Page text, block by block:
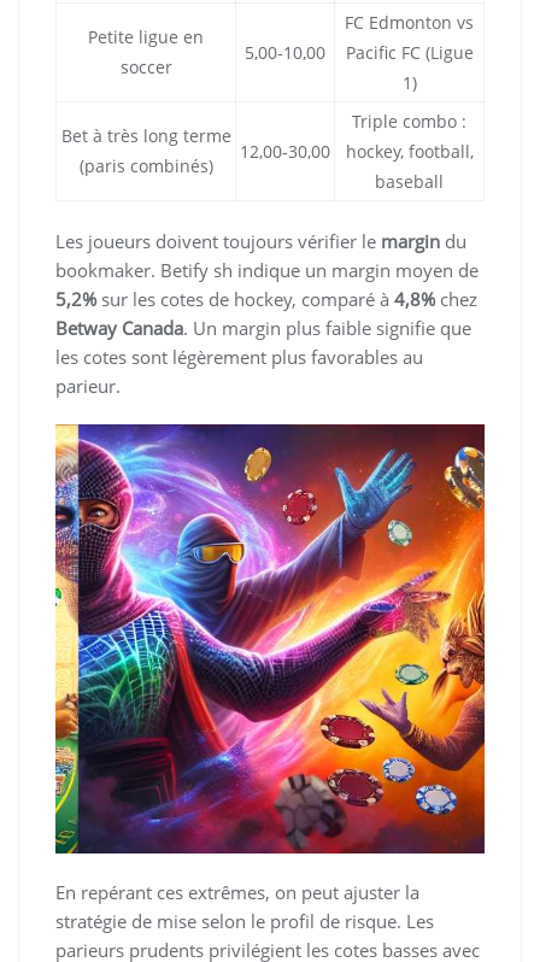
Petite ligue en
soccer
5,00‑10,00
FC Edmonton vs
Pacific FC (Ligue
1)
Bet à très long terme
(paris combinés)
12,00‑30,00
Triple combo :
hockey, football,
baseball
Les joueurs doivent toujours vérifier le margin du
bookmaker. Betify sh indique un margin moyen de
5,2%sur les cotes de hockey, comparé à 4,8%chez
Betway Canada. Un margin plus faible signifie que
les cotes sont légèrement plus favorables au
parieur.
En repérant ces extrêmes, on peut ajuster la
stratégie de mise selon le profil de risque. Les
parieurs prudents privilégient les cotes basses avec